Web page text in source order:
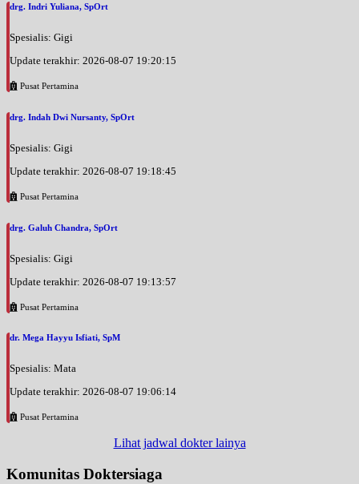
drg. Indri Yuliana, SpOrt
Spesialis: Gigi
Update terakhir: 2026-08-07 19:20:15
Pusat Pertamina
drg. Indah Dwi Nursanty, SpOrt
Spesialis: Gigi
Update terakhir: 2026-08-07 19:18:45
Pusat Pertamina
drg. Galuh Chandra, SpOrt
Spesialis: Gigi
Update terakhir: 2026-08-07 19:13:57
Pusat Pertamina
dr. Mega Hayyu Isfiati, SpM
Spesialis: Mata
Update terakhir: 2026-08-07 19:06:14
Pusat Pertamina
Lihat jadwal dokter lainya
Komunitas Doktersiaga